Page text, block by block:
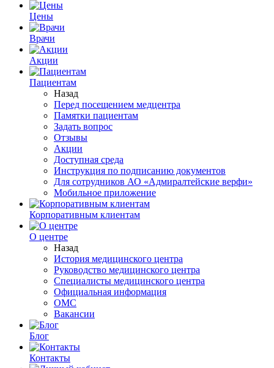
Цены
Врачи
Акции
Пациентам
Назад
Перед посещением медцентра
Памятки пациентам
Задать вопрос
Отзывы
Акции
Доступная среда
Инструкция по подписанию документов
Для сотрудников АО «Адмиралтейские верфи»
Мобильное приложение
Корпоративным клиентам
О центре
Назад
История медицинского центра
Руководство медицинского центра
Специалисты медицинского центра
Официальная информация
ОМС
Вакансии
Блог
Контакты